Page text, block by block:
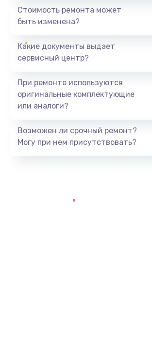
1440 руб.
Ремонт южного моста
Замена батарейки BIOS
Заказать
Стоимость ремонта может
быть изменена?
Какие документы выдает
сервисный центр?
При ремонте используются
оригинальные комплектующие
или аналоги?
Возможен ли срочный ремонт?
Могу при нем присутствовать?